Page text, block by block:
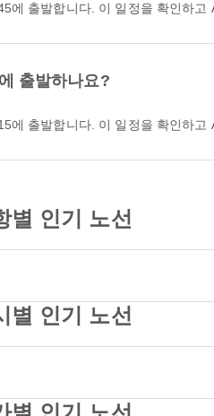
에 출발합니다. 이 일정을 확인하
출발하나요?
에 출발합니다. 이 일정을 확인하
별 인기 노선
별 인기 노선